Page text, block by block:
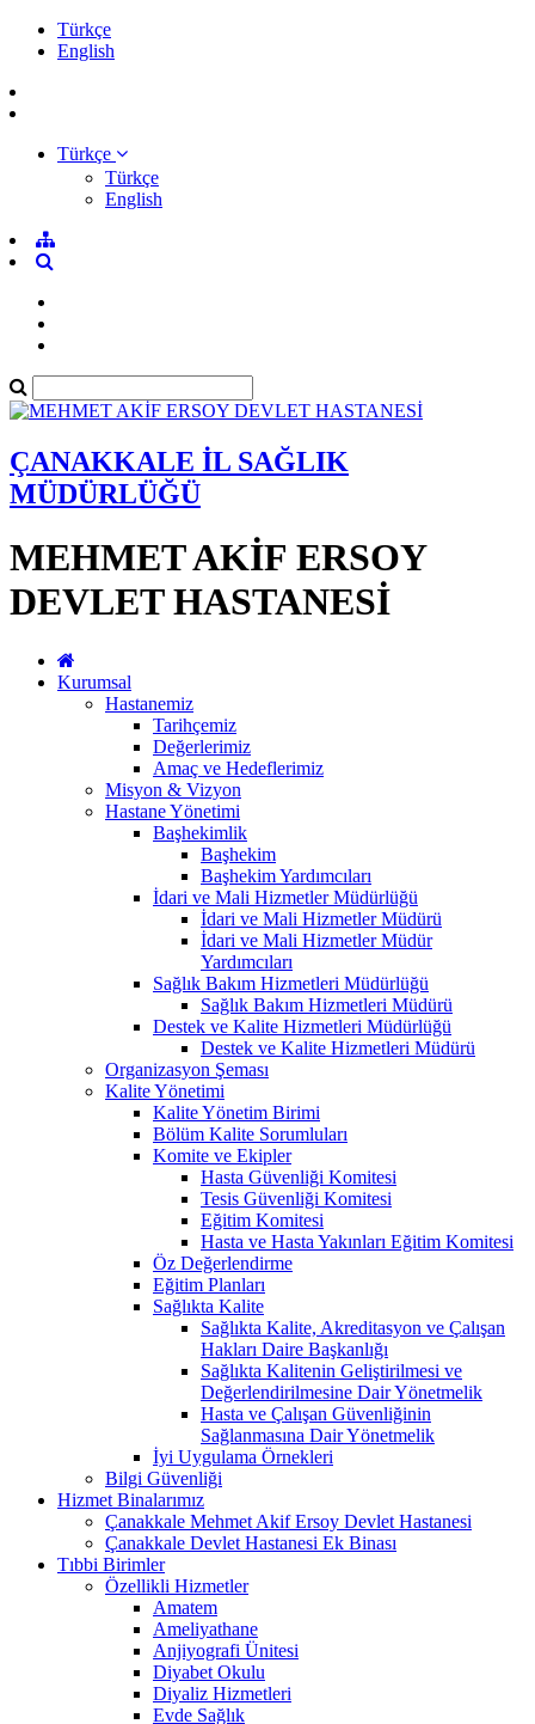
Türkçe
English
Türkçe
Türkçe
English
ÇANAKKALE İL SAĞLIK
MÜDÜRLÜĞÜ
MEHMET AKİF ERSOY
DEVLET HASTANESİ
Kurumsal
Hastanemiz
Tarihçemiz
Değerlerimiz
Amaç ve Hedeflerimiz
Misyon & Vizyon
Hastane Yönetimi
Başhekimlik
Başhekim
Başhekim Yardımcıları
İdari ve Mali Hizmetler Müdürlüğü
İdari ve Mali Hizmetler Müdürü
İdari ve Mali Hizmetler Müdür
Yardımcıları
Sağlık Bakım Hizmetleri Müdürlüğü
Sağlık Bakım Hizmetleri Müdürü
Destek ve Kalite Hizmetleri Müdürlüğü
Destek ve Kalite Hizmetleri Müdürü
Organizasyon Şeması
Kalite Yönetimi
Kalite Yönetim Birimi
Bölüm Kalite Sorumluları
Komite ve Ekipler
Hasta Güvenliği Komitesi
Tesis Güvenliği Komitesi
Eğitim Komitesi
Hasta ve Hasta Yakınları Eğitim Komitesi
Öz Değerlendirme
Eğitim Planları
Sağlıkta Kalite
Sağlıkta Kalite, Akreditasyon ve Çalışan
Hakları Daire Başkanlığı
Sağlıkta Kalitenin Geliştirilmesi ve
Değerlendirilmesine Dair Yönetmelik
Hasta ve Çalışan Güvenliğinin
Sağlanmasına Dair Yönetmelik
İyi Uygulama Örnekleri
Bilgi Güvenliği
Hizmet Binalarımız
Çanakkale Mehmet Akif Ersoy Devlet Hastanesi
Çanakkale Devlet Hastanesi Ek Binası
Tıbbi Birimler
Özellikli Hizmetler
Amatem
Ameliyathane
Anjiyografi Ünitesi
Diyabet Okulu
Diyaliz Hizmetleri
Evde Sağlık